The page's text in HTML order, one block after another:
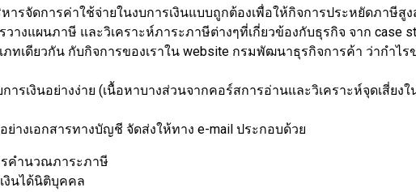
ารจัดการค่าใช้จ่ายในงบการเงินแบบถูกต้องเพื่อให้กิจการประหยัดภาษีสู
วางแผนภาษี และวิเคราะห์ภาระภาษีต่างๆที่เกี่ยวข้องกับธุรกิจ จาก case
ทเดียวกัน กับกิจการของเราใน website กรมพัฒนาธุรกิจการค้า ว่ากำไร
ารเงินอย่างง่าย (เนื้อหาบางส่วนจากคอร์สการอ่านและวิเคราะห์จุดเสี่ยง
ย่างเอกสารทางบัญชี จัดส่งให้ทาง e-mail ประกอบด้วย
รคำนวณภาระภาษี
งินได้นิติบุคคล